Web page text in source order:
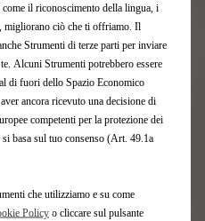
il riconoscimento della lingua, i
migliorano ciò che ti offriamo. Il
Strumenti di terze parti per inviare
Alcuni Strumenti potrebbero essere
di fuori dello Spazio Economico
ancora ricevuto una decisione di
competenti per la protezione dei
basa sul tuo consenso (Art. 49.1a
che utilizziamo e su come
Policy o cliccare sul pulsante